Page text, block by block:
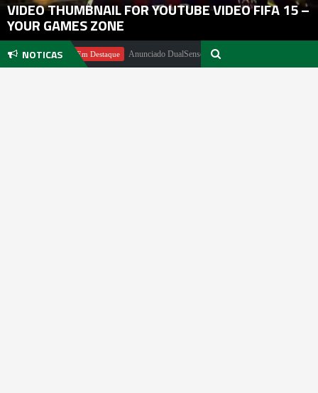
VIDEO THUMBNAIL FOR YOUTUBE VIDEO FIFA 15 –
YOUR GAMES ZONE
NOTICASEm Destaque Anunciado DualSense The Last of Us Limited Edition